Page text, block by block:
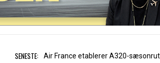
SENESTE: EasyJet-stifter hilser aftale med Ap